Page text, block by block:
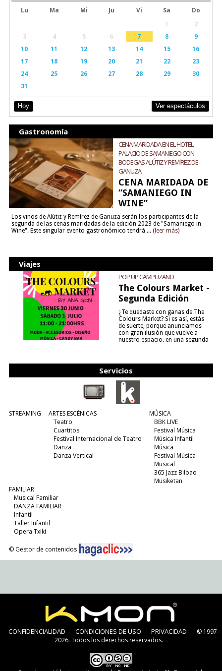
Lu Ma Mi Ju Vi Sa
Do
1
2
3
4 5 6 7 8
9
10
11 12 13 14 15
16
17
18 19 20 21 22
23
24
25 26 27 28 29
30
31
Hoy Ver espectáculos
Gastronomía
CENA MARIDADA EN EL HOTEL
PALACIO DE SAMANIEGO CON
BODEGAS ALÚTIZ Y REMÍREZ DE
GANUZA
CENA MARIDADA DE
“SAMANIEGO IN
WINE”
Los vinos de Alútiz y Remírez de Ganuza serán los participantes de la
segunda de las cenas maridadas de la edición 2023 de "Samaniego in
Wine". Este singular evento gastronómico tendrá ... (leer más)
Viajes
POP UP CAMPUZANO
The Colours Market -
Segunda Edición
¿Te quedaste con ganas de The
Colours Market? Si es así, estás
de suerte, porque anunciamos
con gran ilusión que vuelve a
nuestro espacio, en una segunda
Servicios
STREAMING
ARTES ESCÉNICAS
Teatro
Cuartitos
Festival Internacional de Teatro
Danza
Danza Vertical
MÚSICA
BBK LIVE
Festival Música
Música Infantil
Música
Festival Música
Musical
365 Jazz Bilbao
Musiketan
FAMILIAR
Musical Familiar
DANZA FAMILIAR
Infantil
Taller Infantil
Opera Txiki
© Gestor de contenidos
CONFIDENCIALIDAD CONDICIONES DE USO PRIVACIDAD
© 1997-
2026. Todos los derechos reservados.